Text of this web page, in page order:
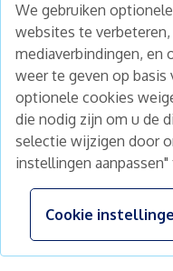
We gebruiken
websites te
mediaverbindingen, en
weer te geven op
optionele cookies
die nodig zijn om u de
selectie wijzigen door
instellingen
Cookie